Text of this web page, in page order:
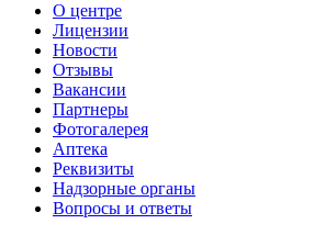
О центре
Лицензии
Новости
Отзывы
Вакансии
Партнеры
Фотогалерея
Аптека
Реквизиты
Надзорные органы
Вопросы и ответы